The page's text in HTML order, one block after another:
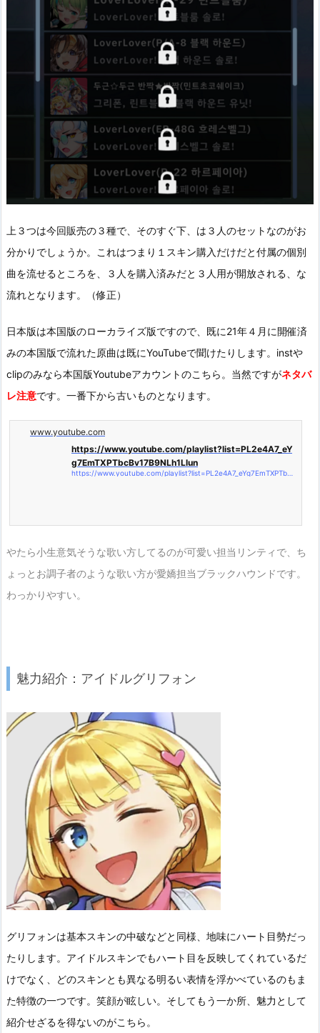
上３つは今回販売の３種で、そのすぐ下、は３人のセットなのがお
分かりでしょうか。これはつまり１スキン購入だけだと付属の個別
曲を流せるところを、３人を購入済みだと３人用が開放される、な
流れとなります。（修正）
日本版は本国版のローカライズ版ですので、既に21年４月に開催済
みの本国版で流れた原曲は既にYouTubeで聞けたりします。instや
clipのみなら本国版Youtubeアカウントのこちら。当然ですがネタバ
レ注意です。一番下から古いものとなります。
www.youtube.com
https://www.youtube.com/playlist?list=PL2e4A7_eY
g7EmTXPTbcBv17B9NLh1Llun
やたら小生意気そうな歌い方してるのが可愛い担当リンティで、ち
ょっとお調子者のような歌い方が愛嬌担当ブラックハウンドです。
わっかりやすい。
魅力紹介：アイドルグリフォン
グリフォンは基本スキンの中破などと同様、地味にハート目勢だっ
たりします。アイドルスキンでもハート目を反映してくれているだ
けでなく、どのスキンとも異なる明るい表情を浮かべているのもま
た特徴の一つです。笑顔が眩しい。そしてもう一か所、魅力として
紹介せざるを得ないのがこちら。